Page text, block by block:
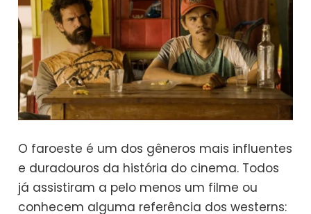
O faroeste é um dos gêneros mais influentes
e duradouros da história do cinema. Todos
já assistiram a pelo menos um filme ou
conhecem alguma referência dos westerns: